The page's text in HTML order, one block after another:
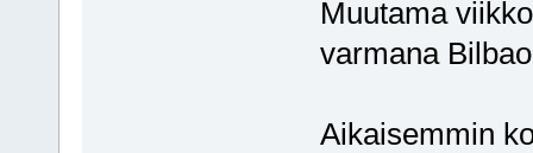
Muutama
varmana
Aikaisemmin